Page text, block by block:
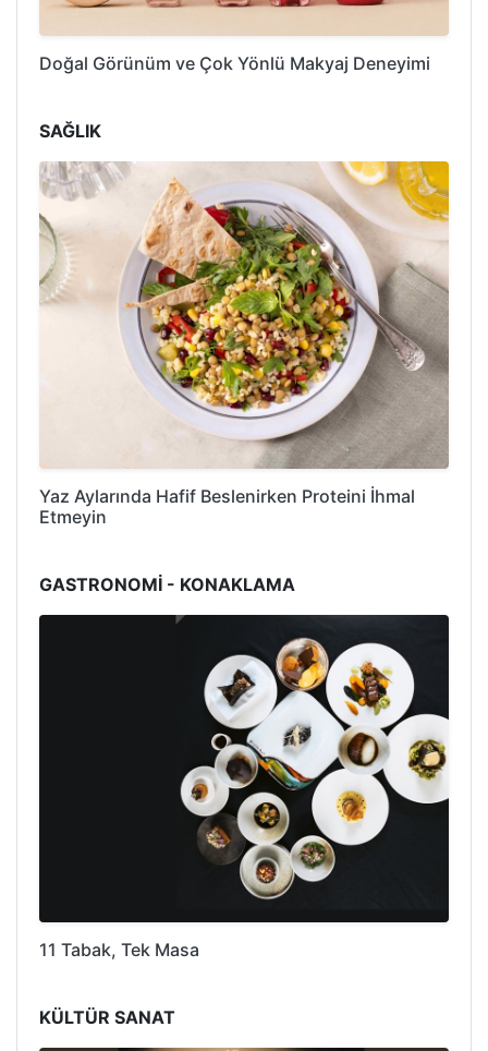
Doğal Görünüm ve Çok Yönlü Makyaj Deneyimi
SAĞLIK
Yaz Aylarında Hafif Beslenirken Proteini İhmal
Etmeyin
GASTRONOMİ - KONAKLAMA
11 Tabak, Tek Masa
KÜLTÜR SANAT